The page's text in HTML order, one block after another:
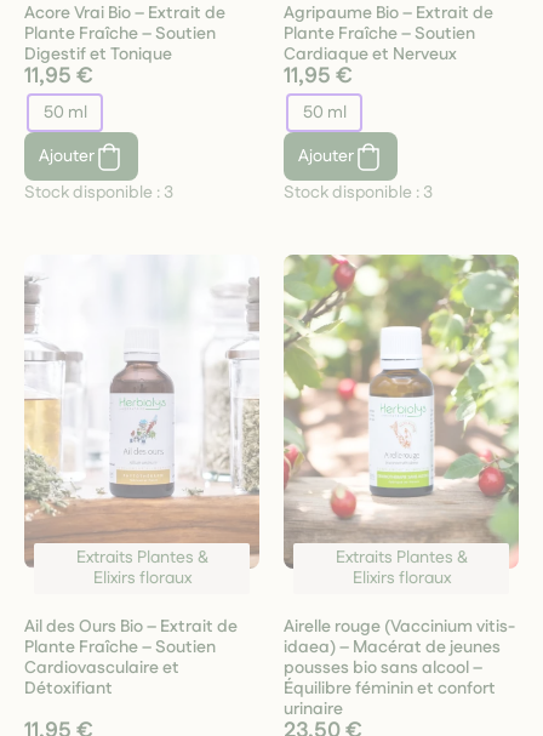
Acore Vrai Bio – Extrait de
Plante Fraîche – Soutien
Digestif et Tonique
11,95 €
50 ml
Ajouter
Stock disponible : 3
Agripaume Bio – Extrait de
Plante Fraîche – Soutien
Cardiaque et Nerveux
11,95 €
50 ml
Ajouter
Stock disponible : 3
Extraits Plantes &
Elixirs floraux
Ail des Ours Bio – Extrait de
Plante Fraîche – Soutien
Cardiovasculaire et
Détoxifiant
Extraits Plantes &
Elixirs floraux
Airelle rouge (Vaccinium vitis-
idaea) – Macérat de jeunes
pousses bio sans alcool –
Équilibre féminin et confort
urinaire